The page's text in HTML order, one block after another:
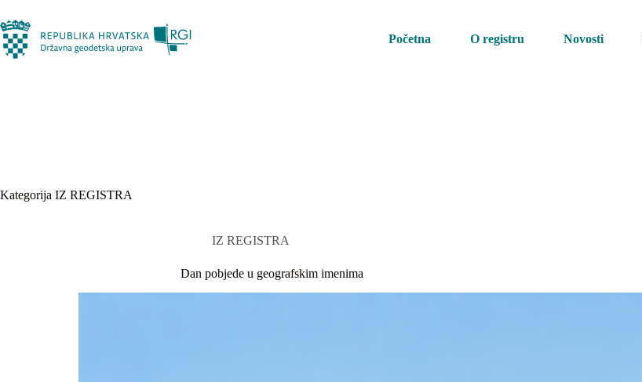
na
sadržaj
Početna O registru Novosti
Kategorija IZ REGISTRA
IZ REGISTRA
Dan pobjede u geografskim imenima